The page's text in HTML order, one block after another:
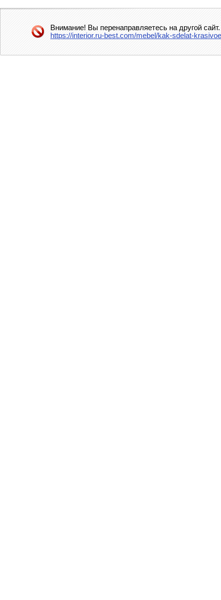
Внимание! Вы перенаправляетесь на другой
https://interior.ru-best.com/mebel/kak-sdelat-